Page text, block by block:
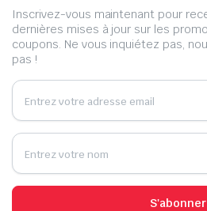
Inscrivez-vous maintenant pour
dernières mises à jour sur les
coupons. Ne vous inquiétez pas,
pas !
S'abonner